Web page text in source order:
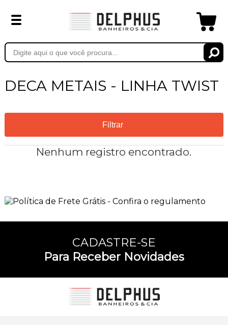
DECA METAIS - LINHA TWIST
Filtrar
Nenhum registro encontrado.
CADASTRE-SE
Para Receber Novidades